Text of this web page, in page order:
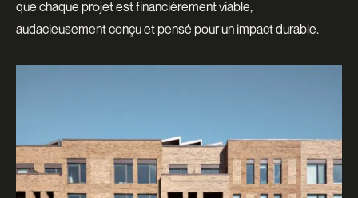
que chaque projet est financièrement viable,
audacieusement conçu et pensé pour un impact durable.